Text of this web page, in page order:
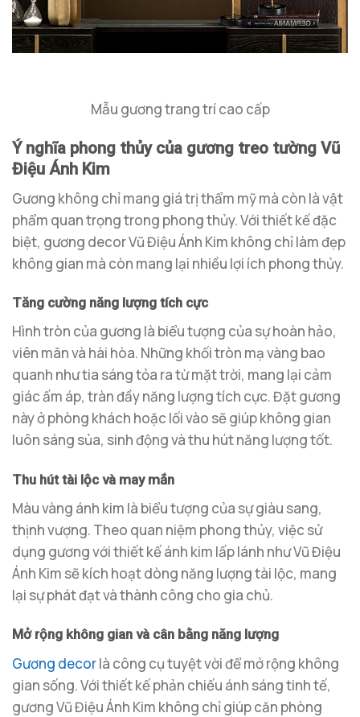
Mẫu gương trang trí cao cấp
Ý nghĩa phong thủy của gương treo tường Vũ
Điệu Ánh Kim
Gương không chỉ mang giá trị thẩm mỹ mà còn là vật
phẩm quan trọng trong phong thủy. Với thiết kế đặc
biệt, gương decor Vũ Điệu Ánh Kim không chỉ làm đẹp
không gian mà còn mang lại nhiều lợi ích phong thủy.
Tăng cường năng lượng tích cực
Hình tròn của gương là biểu tượng của sự hoàn hảo,
viên mãn và hài hòa. Những khối tròn mạ vàng bao
quanh như tia sáng tỏa ra từ mặt trời, mang lại cảm
giác ấm áp, tràn đầy năng lượng tích cực. Đặt gương
này ở phòng khách hoặc lối vào sẽ giúp không gian
luôn sáng sủa, sinh động và thu hút năng lượng tốt.
Thu hút tài lộc và may mắn
Màu vàng ánh kim là biểu tượng của sự giàu sang,
thịnh vượng. Theo quan niệm phong thủy, việc sử
dụng gương với thiết kế ánh kim lấp lánh như Vũ Điệu
Ánh Kim sẽ kích hoạt dòng năng lượng tài lộc, mang
lại sự phát đạt và thành công cho gia chủ.
Mở rộng không gian và cân bằng năng lượng
Gương decorlà công cụ tuyệt vời để mở rộng không
gian sống. Với thiết kế phản chiếu ánh sáng tinh tế,
gương Vũ Điệu Ánh Kim không chỉ giúp căn phòng